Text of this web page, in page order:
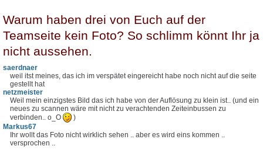
Warum haben drei von Euch auf der
Teamseite kein Foto? So schlimm könnt Ihr ja
nicht aussehen.
saerdnaer
weil itst meines, das ich im verspätet eingereicht habe noch nicht auf die seite
gestellt hat
netzmeister
Weil mein einzigstes Bild das ich habe von der Auflösung zu klein ist.. (und ein
neues zu scannen wäre mit nicht zu verachtenden Zeiteinbussen zu
verbinden.. o_O
)
Markus67
Ihr wollt das Foto nicht wirklich sehen .. aber es wird eins kommen ..
versprochen ..